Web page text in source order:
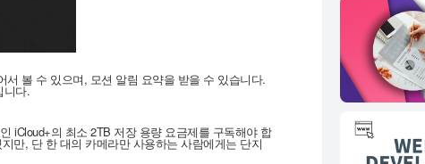
볼 수 있으며, 모션 알림 요약을 받을 수 있습니다.
니다.
iCloud+의 최소 2TB 저장 용량 요금제를 구독해야 합
만, 단 한 대의 카메라만 사용하는 사람에게는 단지
복사